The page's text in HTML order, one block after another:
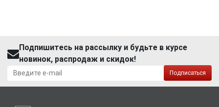
Подпишитесь на рассылку и будьте в курсе
новинок, распродаж и скидок!
Подписаться